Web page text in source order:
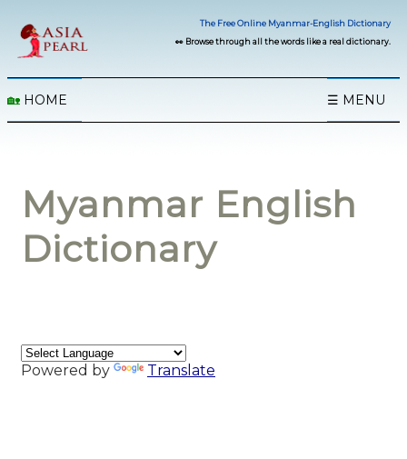
The Free Online Myanmar-English Dictionary
👀 Browse through all the words like a real dictionary.
🏡 HOME ☰ MENU
Myanmar English
Dictionary
Powered by Translate